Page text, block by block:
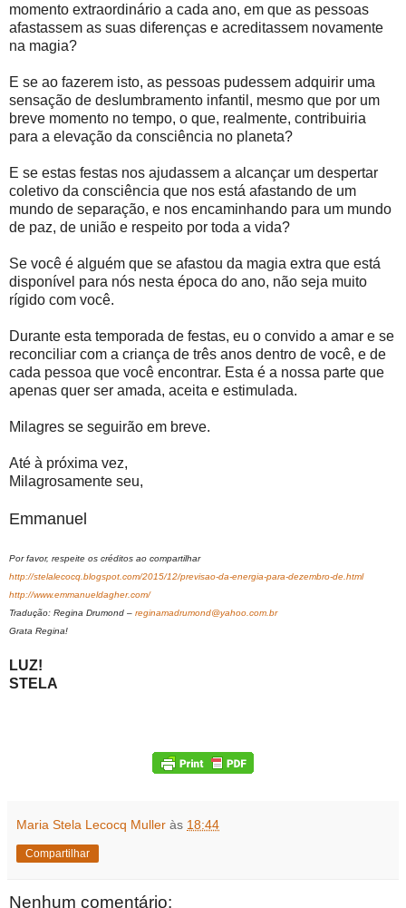
momento extraordinário a cada ano, em que as pessoas
afastassem as suas diferenças e acreditassem novamente
na magia?
E se ao fazerem isto, as pessoas pudessem adquirir uma
sensação de deslumbramento infantil, mesmo que por um
breve momento no tempo, o que, realmente, contribuiria
para a elevação da consciência no planeta?
E se estas festas nos ajudassem a alcançar um despertar
coletivo da consciência que nos está afastando de um
mundo de separação, e nos encaminhando para um mundo
de paz, de união e respeito por toda a vida?
Se você é alguém que se afastou da magia extra que está
disponível para nós nesta época do ano, não seja muito
rígido com você.
Durante esta temporada de festas, eu o convido a amar e se
reconciliar com a criança de três anos dentro de você, e de
cada pessoa que você encontrar. Esta é a nossa parte que
apenas quer ser amada, aceita e estimulada.
Milagres se seguirão em breve.
Até à próxima vez,
Milagrosamente seu,
Emmanuel
Por favor, respeite os créditos ao compartilhar
http://stelalecocq.blogspot.com/2015/12/previsao-da-energia-para-dezembro-de.html
http://www.emmanueldagher.com/
Tradução: Regina Drumond – reginamadrumond@yahoo.com.br
Grata Regina!
LUZ!
STELA
Maria Stela Lecocq Muller às 18:44
Compartilhar
Nenhum comentário: